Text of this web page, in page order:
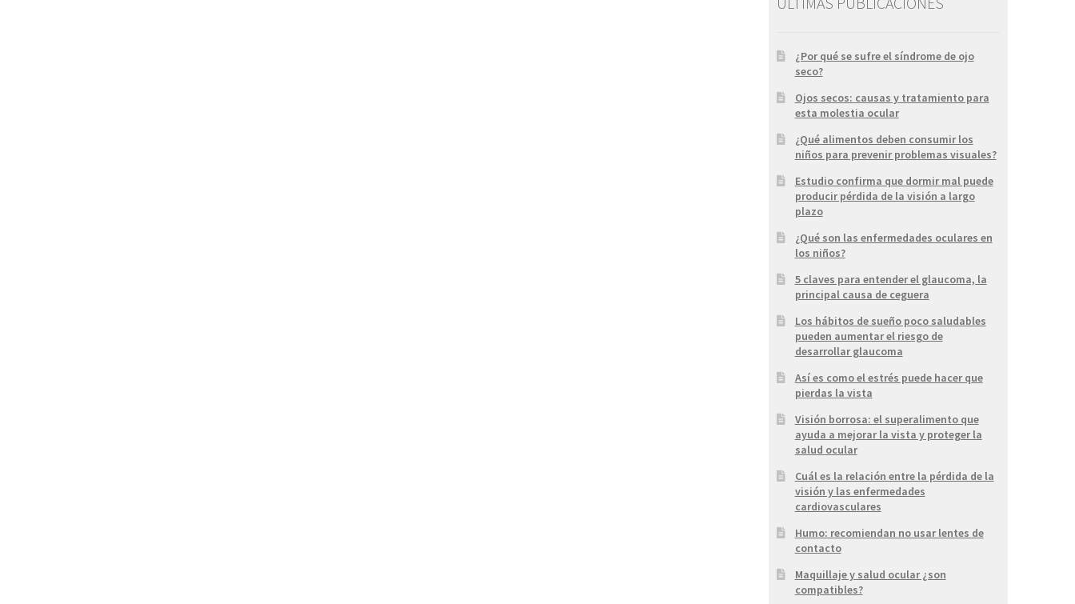
¿Por qué se sufre el síndrome de ojo
seco?
Ojos secos: causas y tratamiento para
esta molestia ocular
¿Qué alimentos deben consumir los
niños para prevenir problemas visuales?
Estudio confirma que dormir mal puede
producir pérdida de la visión a largo
plazo
¿Qué son las enfermedades oculares en
los niños?
5 claves para entender el glaucoma, la
principal causa de ceguera
Los hábitos de sueño poco saludables
pueden aumentar el riesgo de
desarrollar glaucoma
Así es como el estrés puede hacer que
pierdas la vista
Visión borrosa: el superalimento que
ayuda a mejorar la vista y proteger la
salud ocular
Cuál es la relación entre la pérdida de la
visión y las enfermedades
cardiovasculares
Humo: recomiendan no usar lentes de
contacto
Maquillaje y salud ocular ¿son
compatibles?